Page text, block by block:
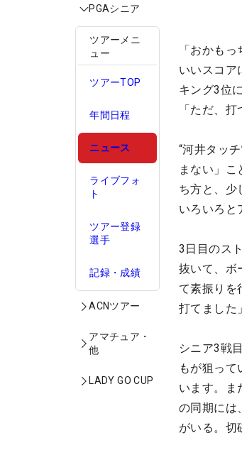
PGAシニア
ツアーメニ
ュー
ツアーTOP
年間日程
ニュース
ライブフォ
ト
ツアー登録
選手
記録・成績
ACNツアー
アマチュア・
他
LADY GO CUP
「おかも
いいスコア
キング3位
「ただ、
“河井タッ
まない」
ち方と、少
いろいろと
3日目のス
抜いて、ボ
て素振りを
打てました
シニア3戦
もが狙っ
います。ま
の同期には
がいる。切